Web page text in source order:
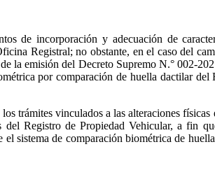
de incorporación y adecuación de
Registral; no obstante, en el caso del
la emisión del Decreto Supremo N.° 002-
por comparación de huella dactilar del
trámites vinculados a las alteraciones físicas
Registro de Propiedad Vehicular, a fin
sistema de comparación biométrica de